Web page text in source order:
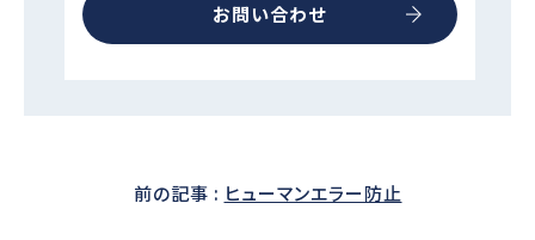
お問い合わせ
前の記事 : ヒューマンエラー防止